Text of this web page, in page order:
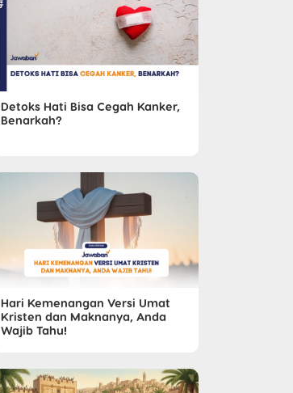
Detoks Hati Bisa Cegah Kanker,
Benarkah?
Hari Kemenangan Versi Umat
Kristen dan Maknanya, Anda
Wajib Tahu!